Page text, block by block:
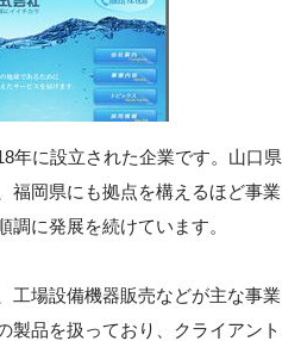
年に設立された企業です。山口県
福岡県にも拠点を構えるほど事業
調に発展を続けています。
工場設備機器販売などが主な事業
製品を扱っており、クライアント